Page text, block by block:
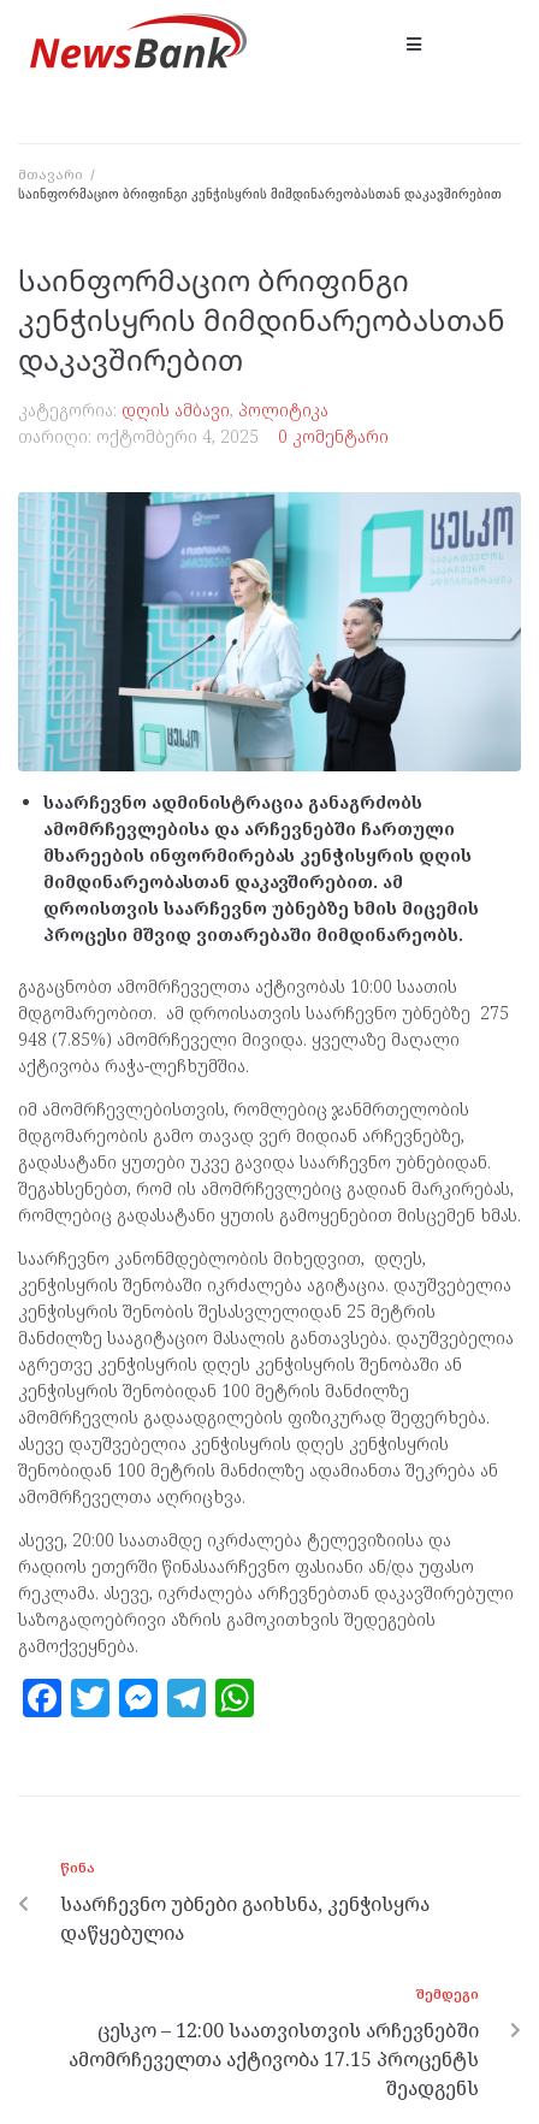
მთავარი /
საინფორმაციო ბრიფინგი კენჭისყრის მიმდინარეობასთან დაკავშირებით
საინფორმაციო ბრიფინგი
კენჭისყრის მიმდინარეობასთან
დაკავშირებით
კატეგორია: დღის ამბავი, პოლიტიკა
თარიღი: ოქტომბერი 4, 2025 0 კომენტარი
საარჩევნო ადმინისტრაცია განაგრძობს
ამომრჩევლებისა და არჩევნებში ჩართული
მხარეების ინფორმირებას კენჭისყრის დღის
მიმდინარეობასთან დაკავშირებით. ამ
დროისთვის საარჩევნო უბნებზე ხმის მიცემის
პროცესი მშვიდ ვითარებაში მიმდინარეობს.
გაგაცნობთ ამომრჩეველთა აქტივობას 10:00 საათის
მდგომარეობით. ამ დროისათვის საარჩევნო უბნებზე 275
948 (7.85%) ამომრჩეველი მივიდა. ყველაზე მაღალი
აქტივობა რაჭა-ლეჩხუმშია.
იმ ამომრჩევლებისთვის, რომლებიც ჯანმრთელობის
მდგომარეობის გამო თავად ვერ მიდიან არჩევნებზე,
გადასატანი ყუთები უკვე გავიდა საარჩევნო უბნებიდან.
შეგახსენებთ, რომ ის ამომრჩევლებიც გადიან მარკირებას,
რომლებიც გადასატანი ყუთის გამოყენებით მისცემენ ხმას.
საარჩევნო კანონმდებლობის მიხედვით, დღეს,
კენჭისყრის შენობაში იკრძალება აგიტაცია. დაუშვებელია
კენჭისყრის შენობის შესასვლელიდან 25 მეტრის
მანძილზე სააგიტაციო მასალის განთავსება. დაუშვებელია
აგრეთვე კენჭისყრის დღეს კენჭისყრის შენობაში ან
კენჭისყრის შენობიდან 100 მეტრის მანძილზე
ამომრჩევლის გადაადგილების ფიზიკურად შეფერხება.
ასევე დაუშვებელია კენჭისყრის დღეს კენჭისყრის
შენობიდან 100 მეტრის მანძილზე ადამიანთა შეკრება ან
ამომრჩეველთა აღრიცხვა.
ასევე, 20:00 საათამდე იკრძალება ტელევიზიისა და
რადიოს ეთერში წინასაარჩევნო ფასიანი ან/და უფასო
რეკლამა. ასევე, იკრძალება არჩევნებთან დაკავშირებული
საზოგადოებრივი აზრის გამოკითხვის შედეგების
გამოქვეყნება.
F
o
o
k
T M
er
T
m p
p
ᲬᲘᲜᲐ
საარჩევნო უბნები გაიხსნა, კენჭისყრა
დაწყებულია
ᲨᲔᲛᲓᲔᲒᲘ
ცესკო – 12:00 საათვისთვის არჩევნებში
ამომრჩეველთა აქტივობა 17.15 პროცენტს
შეადგენს